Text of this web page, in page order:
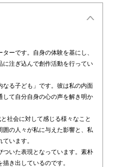
ーです。自身の体験を基にし、
注ぎ込んで創作活動を行ってい
る子ども」です。彼は私の内面
して自分自身の心の声を解き明か
社会に対して感じる様々なこと
の人々が私に与えた影響と、私
います。
いた表現となっています。素朴
き出しているのです。